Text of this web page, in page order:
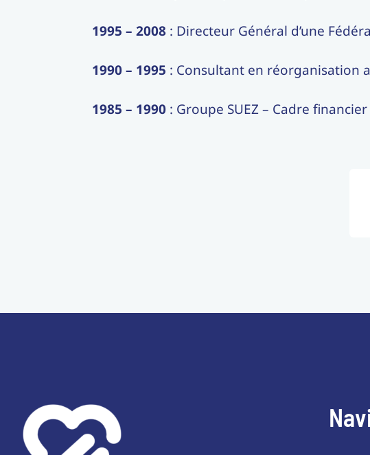
1995 – 2008 : Directeur Général d’une
1990 – 1995 : Consultant en réorganisation
1985 – 1990 : Groupe SUEZ – Cadre